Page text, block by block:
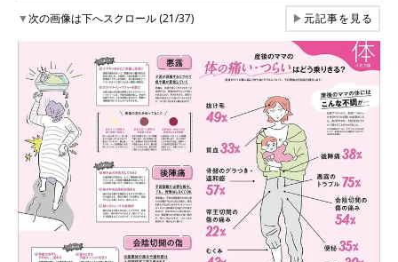
▼次の画像は下へスクロール (21/37) ▶元記事を見る